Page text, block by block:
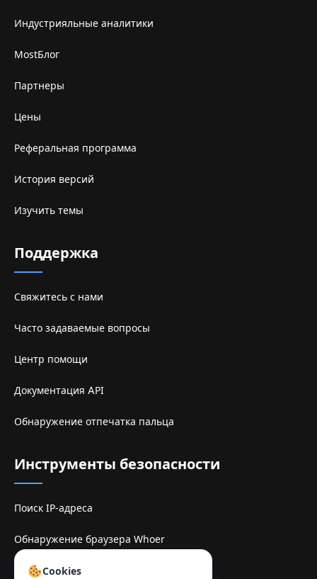
Индустрияльные аналитики
MostБлог
Партнеры
Цены
Реферальная программа
История версий
Изучить темы
Поддержка
Свяжитесь с нами
Часто задаваемые вопросы
Центр помощи
Документация API
Обнаружение отпечатка пальца
Инструменты безопасности
Поиск IP-адреса
Обнаружение браузера Whoer
Sitio de espelhe TamilMV
Cookies